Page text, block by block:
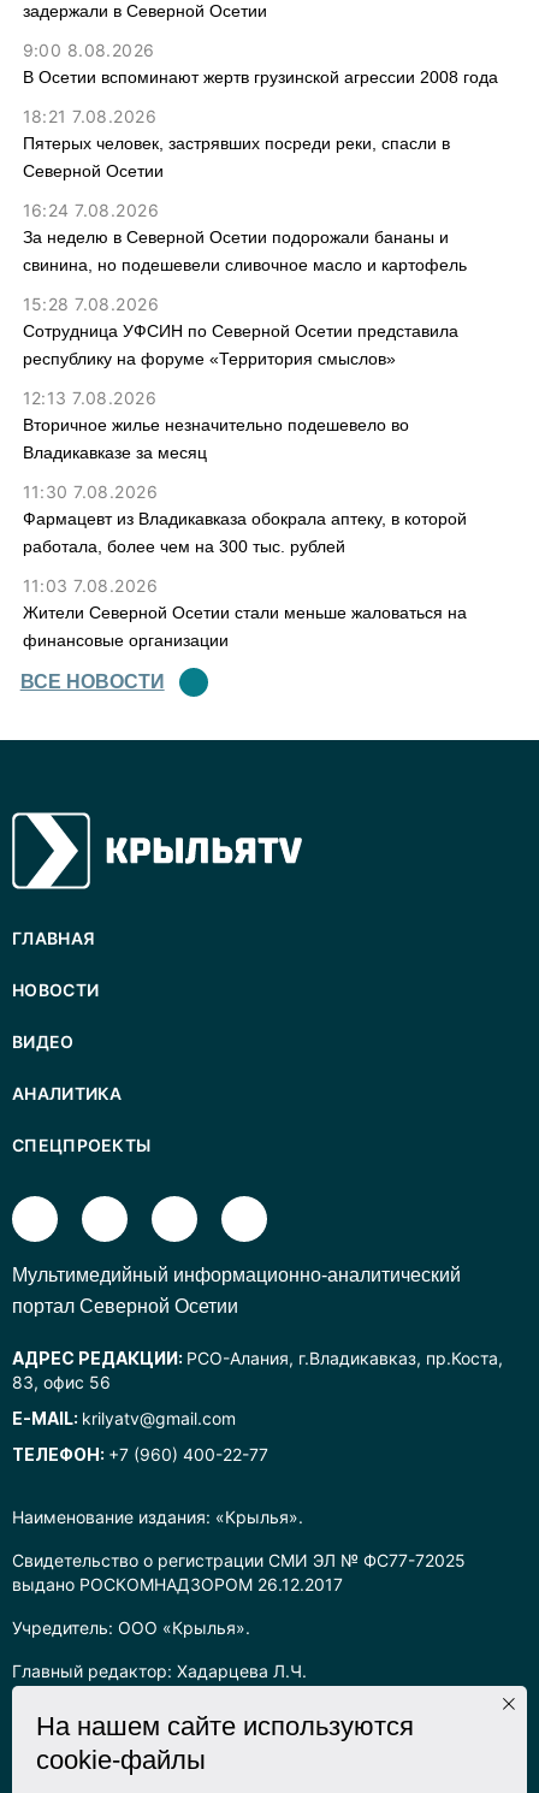
задержали в Северной Осетии
9:00 8.08.2026
В Осетии вспоминают жертв грузинской агрессии 2008 года
18:21 7.08.2026
Пятерых человек, застрявших посреди реки, спасли в
Северной Осетии
16:24 7.08.2026
За неделю в Северной Осетии подорожали бананы и
свинина, но подешевели сливочное масло и картофель
15:28 7.08.2026
Сотрудница УФСИН по Северной Осетии представила
республику на форуме «Территория смыслов»
12:13 7.08.2026
Вторичное жилье незначительно подешевело во
Владикавказе за месяц
11:30 7.08.2026
Фармацевт из Владикавказа обокрала аптеку, в которой
работала, более чем на 300 тыс. рублей
11:03 7.08.2026
Жители Северной Осетии стали меньше жаловаться на
финансовые организации
ВСЕ НОВОСТИ
Наименование издания: «Крылья».
Свидетельство о регистрации СМИ ЭЛ № ФС77-72025
выдано РОСКОМНАДЗОРОМ 26.12.2017
Учредитель: ООО «Крылья».
Главный редактор: Хадарцева Л.Ч.
Информация на сайте предназначена для лиц старше 16 лет.
Все права на любые материалы, опубликованные на сайте,
защищены в соответствии с российским законодательством
ГЛАВНАЯ
НОВОСТИ
ВИДЕО
АНАЛИТИКА
СПЕЦПРОЕКТЫ
Mультимедийный информационно-аналитический
портал Северной Осетии
АДРЕС РЕДАКЦИИ: РСО-Алания, г.Владикавказ, пр.Коста,
83, офис 56
E-MAIL: krilyatv@gmail.com
ТЕЛЕФОН: +7 (960) 400-22-77
На нашем сайте используются
cookie-файлы